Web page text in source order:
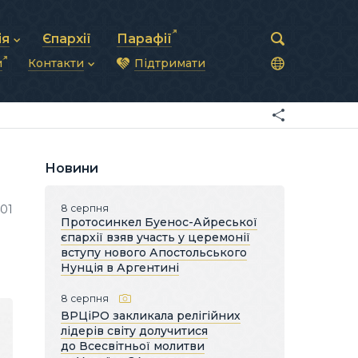
рада
та комунікації
Єпархії Парафії
Контакти
Синоди Єпископів
Патріарша курія
Підтримати
Новини
8 серпня
Протосинкел Буенос-Айреської
єпархії взяв участь у церемонії
вступу нового Апостольського
Нунція в Аргентині
8 серпня
ВРЦіРО закликала релігійних
лідерів світу долучитися
до Всесвітньої молитви